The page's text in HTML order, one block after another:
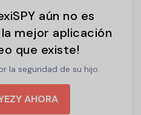
aún no es
mejor aplicación
que existe!
la seguridad de su hijo.
AHORA